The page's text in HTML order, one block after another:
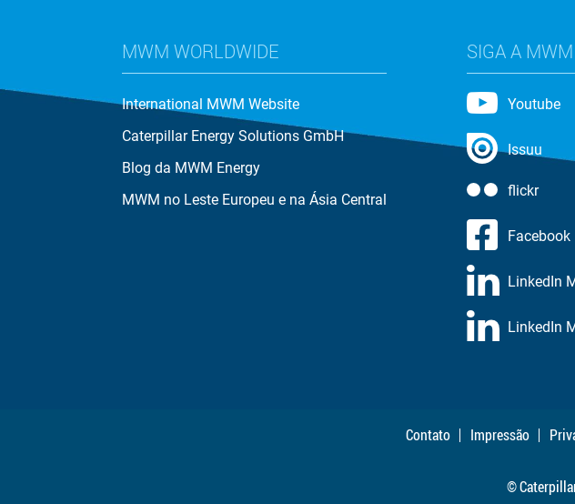
MWM WORLDWIDE
International MWM Website
Caterpillar Energy Solutions GmbH
Blog da MWM Energy
MWM no Leste Europeu e na Ásia Central
SIGA A MWM
Youtube
Issuu
flickr
Facebook
LinkedIn
LinkedIn
Contato Impressão
©